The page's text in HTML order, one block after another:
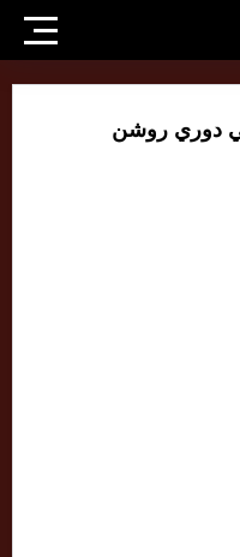
دوري روشن